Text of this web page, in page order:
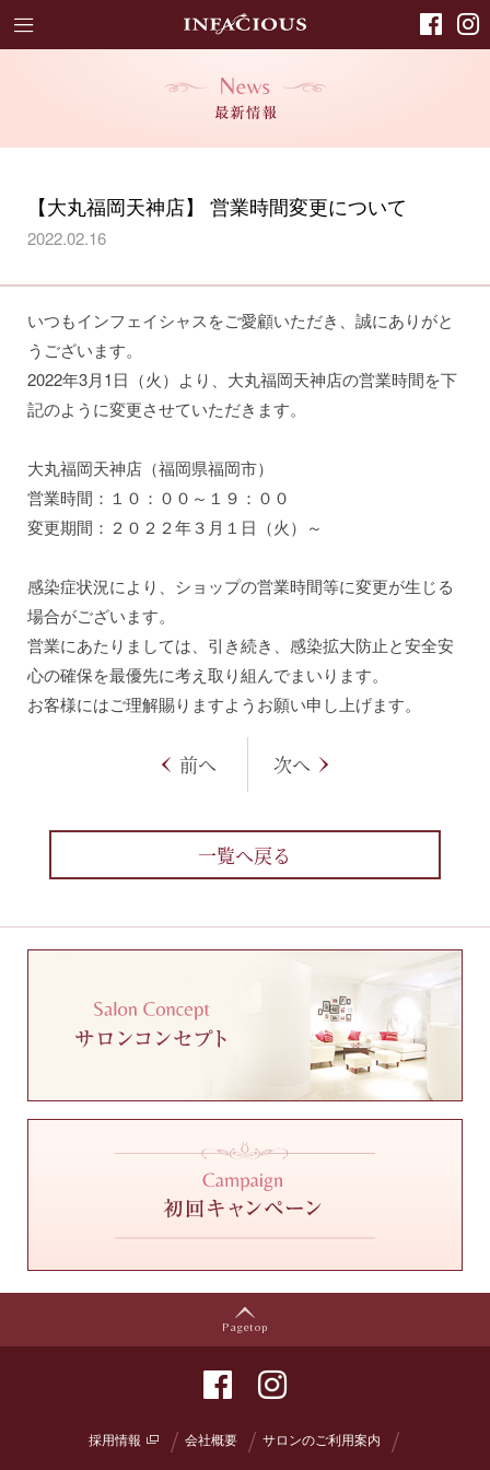
【大丸福岡天神店】 営業時間変更について
2022.02.16
いつもインフェイシャスをご愛顧いただき、誠にありがと
うございます。
2022年3月1日（火）より、大丸福岡天神店の営業時間を下
記のように変更させていただきます。
大丸福岡天神店（福岡県福岡市）
営業時間：１０：００～１９：００
変更期間：２０２２年３月１日（火）～
感染症状況により、ショップの営業時間等に変更が生じる
場合がございます。
営業にあたりましては、引き続き、感染拡大防止と安全安
心の確保を最優先に考え取り組んでまいります。
お客様にはご理解賜りますようお願い申し上げます。
前へ 次へ
一覧へ戻る
Pagetop
採用情報 会社概要 サロンのご利用案内